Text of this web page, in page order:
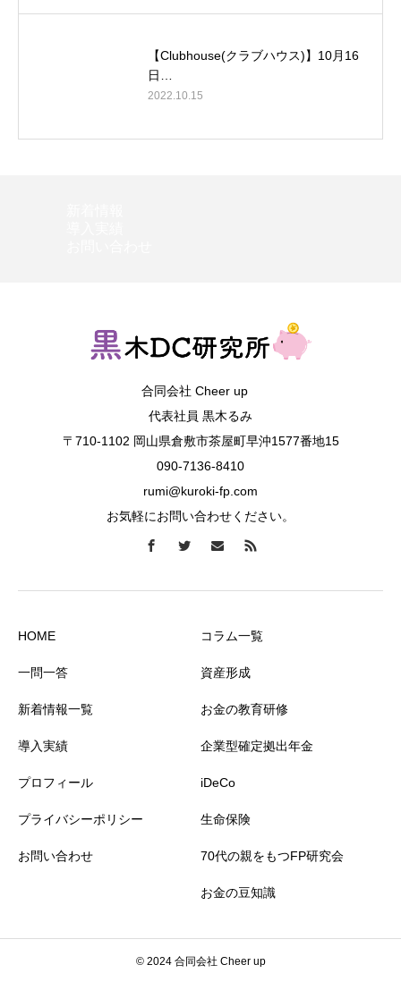
【Clubhouse(クラブハウス)】10月16
日…
2022.10.15
合同会社 Cheer up
代表社員 黒木るみ
〒710-1102 岡山県倉敷市茶屋町早沖1577番地15
090-7136-8410
rumi@kuroki-fp.com
お気軽にお問い合わせください。
HOME
一問一答
新着情報一覧
導入実績
プロフィール
プライバシーポリシー
お問い合わせ
コラム一覧
資産形成
お金の教育研修
企業型確定拠出年金
iDeCo
生命保険
70代の親をもつFP研究会
お金の豆知識
© 2024 合同会社 Cheer up